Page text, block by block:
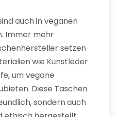
auch in veganen
Immer mehr
setzen
wie Kunstleder
um vegane
Diese Taschen
sondern auch